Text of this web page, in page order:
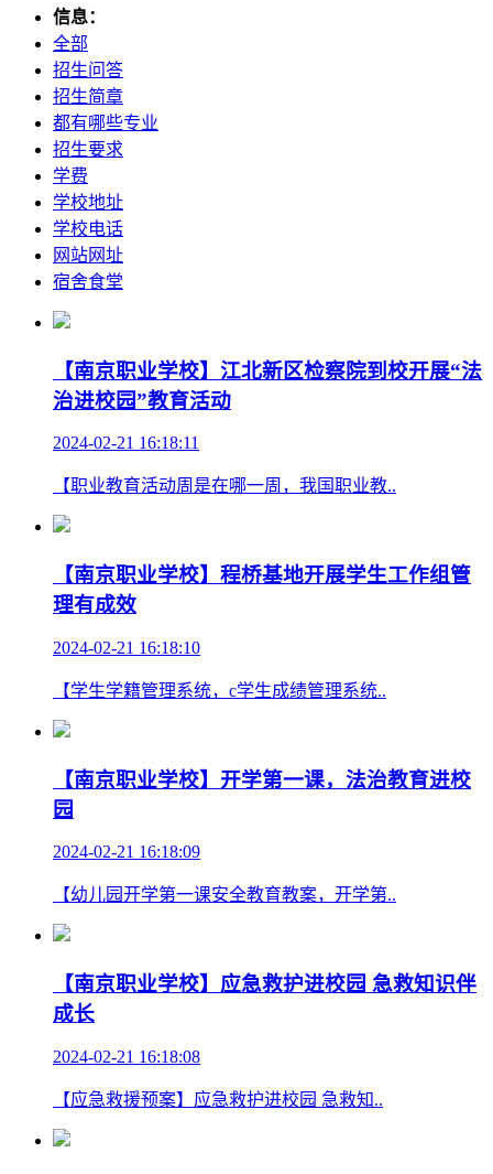
信息：
全部
招生问答
招生简章
都有哪些专业
招生要求
学费
学校地址
学校电话
网站网址
宿舍食堂
【南京职业学校】江北新区检察院到校开展“法
治进校园”教育活动
2024-02-21 16:18:11
【职业教育活动周是在哪一周，我国职业教..
【南京职业学校】程桥基地开展学生工作组管
理有成效
2024-02-21 16:18:10
【学生学籍管理系统，c学生成绩管理系统..
【南京职业学校】开学第一课，法治教育进校
园
2024-02-21 16:18:09
【幼儿园开学第一课安全教育教案，开学第..
【南京职业学校】应急救护进校园 急救知识伴
成长
2024-02-21 16:18:08
【应急救援预案】应急救护进校园 急救知..